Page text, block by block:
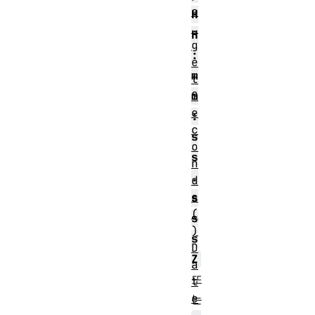
H
H
:
m
m
:
s
s
.
s
s
s
Z
또
는
e
.
g
e
t
S
e
c
o
n
d
s
(
)
D
a
t
e